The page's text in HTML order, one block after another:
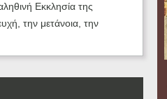
Εκκλησία της
την μετάνοια, την